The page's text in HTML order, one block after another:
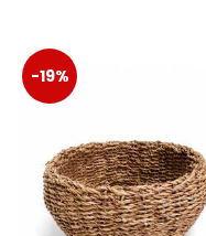
-19%